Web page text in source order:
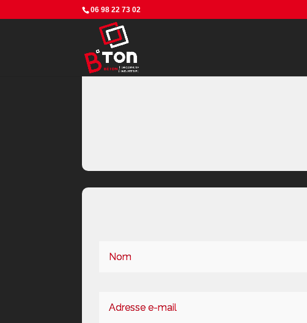
06 98 22 73 02